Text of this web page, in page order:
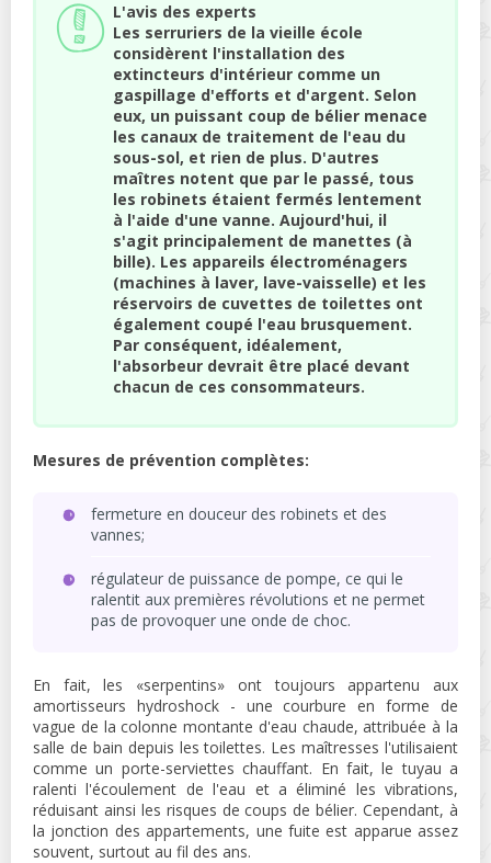
L'avis des experts
Les serruriers de la vieille école
considèrent l'installation des
extincteurs d'intérieur comme un
gaspillage d'efforts et d'argent. Selon
eux, un puissant coup de bélier menace
les canaux de traitement de l'eau du
sous-sol, et rien de plus. D'autres
maîtres notent que par le passé, tous
les robinets étaient fermés lentement
à l'aide d'une vanne. Aujourd'hui, il
s'agit principalement de manettes (à
bille). Les appareils électroménagers
(machines à laver, lave-vaisselle) et les
réservoirs de cuvettes de toilettes ont
également coupé l'eau brusquement.
Par conséquent, idéalement,
l'absorbeur devrait être placé devant
chacun de ces consommateurs.
Mesures de prévention complètes:
fermeture en douceur des robinets et des
vannes;
régulateur de puissance de pompe, ce qui le
ralentit aux premières révolutions et ne permet
pas de provoquer une onde de choc.
En fait, les «serpentins» ont toujours appartenu aux
amortisseurs hydroshock - une courbure en forme de
vague de la colonne montante d'eau chaude, attribuée à la
salle de bain depuis les toilettes. Les maîtresses l'utilisaient
comme un porte-serviettes chauffant. En fait, le tuyau a
ralenti l'écoulement de l'eau et a éliminé les vibrations,
réduisant ainsi les risques de coups de bélier. Cependant, à
la jonction des appartements, une fuite est apparue assez
souvent, surtout au fil des ans.